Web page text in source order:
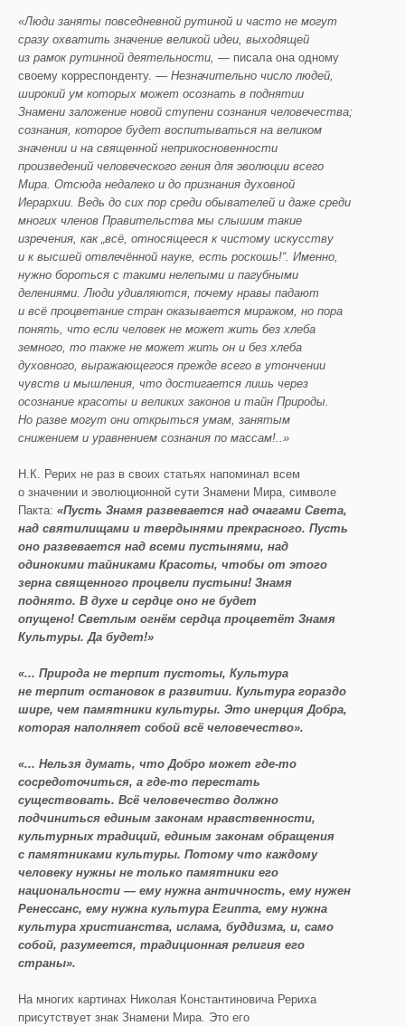
«Люди заняты повседневной рутиной и часто не могут
сразу охватить значение великой идеи, выходящей
из рамок рутинной деятельности, — писала она одному
своему корреспонденту. — Незначительно число людей,
широкий ум которых может осознать в поднятии
Знамени заложение новой ступени сознания человечества;
сознания, которое будет воспитываться на великом
значении и на священной неприкосновенности
произведений человеческого гения для эволюции всего
Мира. Отсюда недалеко и до признания духовной
Иерархии. Ведь до сих пор среди обывателей и даже среди
многих членов Правительства мы слышим такие
изречения, как „всё, относящееся к чистому искусству
и к высшей отвлечённой науке, есть роскошь!“. Именно,
нужно бороться с такими нелепыми и пагубными
делениями. Люди удивляются, почему нравы падают
и всё процветание стран оказывается миражом, но пора
понять, что если человек не может жить без хлеба
земного, то также не может жить он и без хлеба
духовного, выражающегося прежде всего в утончении
чувств и мышления, что достигается лишь через
осознание красоты и великих законов и тайн Природы.
Но разве могут они открыться умам, занятым
снижением и уравнением сознания по массам!..»
Н.К. Рерих не раз в своих статьях напоминал всем
о значении и эволюционной сути Знамени Мира, символе
Пакта: «Пусть Знамя развевается над очагами Света,
над святилищами и твердынями прекрасного. Пусть
оно развевается над всеми пустынями, над
одинокими тайниками Красоты, чтобы от этого
зерна священного процвели пустыни! Знамя
поднято. В духе и сердце оно не будет
опущено! Светлым огнём сердца процветёт Знамя
Культуры. Да будет!»
«... Природа не терпит пустоты, Культура
не терпит остановок в развитии. Культура гораздо
шире, чем памятники культуры. Это инерция Добра,
которая наполняет собой всё человечество».
«... Нельзя думать, что Добро может где-то
сосредоточиться, а где-то перестать
существовать. Всё человечество должно
подчиниться единым законам нравственности,
культурных традиций, единым законам обращения
с памятниками культуры. Потому что каждому
человеку нужны не только памятники его
национальности — ему нужна античность, ему нужен
Ренессанс, ему нужна культура Египта, ему нужна
культурахристианства, ислама, буддизма, и, само
собой, разумеется, традиционная религия его
страны».
На многих картинах Николая Константиновича Рериха
присутствует знак Знамени Мира. Это его